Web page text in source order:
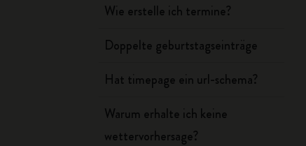
Wie erstelle ich termine?
Doppelte geburtstagseinträge
Hat timepage ein url-schema?
Warum erhalte ich keine
wettervorhersage?